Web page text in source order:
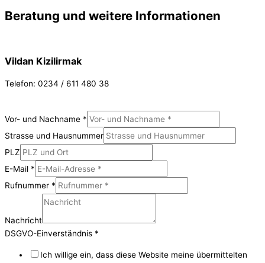
Beratung und weitere Informationen
Vildan Kizilirmak
Telefon: 0234 / 611 480 38
Vor- und Nachname *
Strasse und Hausnummer
PLZ
E-Mail *
Rufnummer *
Nachricht
DSGVO-Einverständnis *
Ich willige ein, dass diese Website meine übermittelten